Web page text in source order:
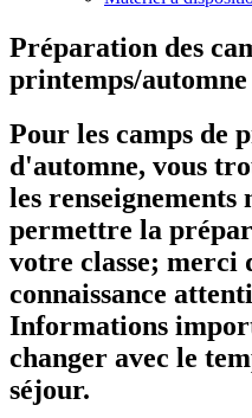
Préparation des
printemps/automne
Pour les camps de
d'automne, vous
les renseignements
permettre la
votre classe; merci
connaissance
Informations
changer avec le
séjour.